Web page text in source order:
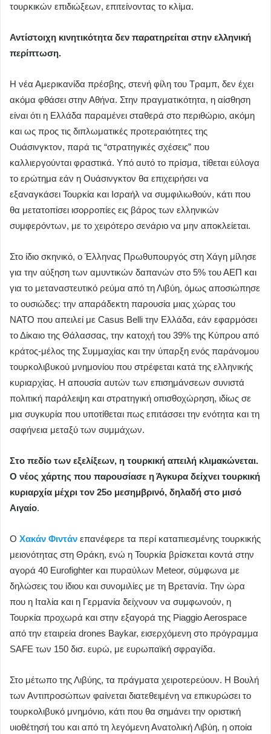
τουρκικών επιδιώξεων, επιτείνοντας το κλίμα.
Αντίστοιχη κινητικότητα δεν παρατηρείται στην ελληνική
περίπτωση.
Η νέα Αμερικανίδα πρέσβης, στενή φίλη του Τραμπ, δεν έχει
ακόμα φθάσει στην Αθήνα. Στην πραγματικότητα, η αίσθηση
είναι ότι η Ελλάδα παραμένει σταθερά στο περιθώριο, ακόμη
και ως προς τις διπλωματικές προτεραιότητες της
Ουάσινγκτον, παρά τις “στρατηγικές σχέσεις” που
καλλιεργούνται φραστικά. Υπό αυτό το πρίσμα, τίθεται εύλογα
το ερώτημα εάν η Ουάσινγκτον θα επιχειρήσει να
εξαναγκάσει Τουρκία και Ισραήλ να συμφιλιωθούν, κάτι που
θα μετατοπίσει ισορροπίες εις βάρος των ελληνικών
συμφερόντων, με το χειρότερο σενάριο να μην αποκλείεται.
Στο ίδιο σκηνικό, ο Έλληνας Πρωθυπουργός στη Χάγη μίλησε
για την αύξηση των αμυντικών δαπανών στο 5% του ΑΕΠ και
για το μεταναστευτικό ρεύμα από τη Λιβύη, όμως αποσιώπησε
το ουσιώδες: την απαράδεκτη παρουσία μιας χώρας του
ΝΑΤΟ που απειλεί με Casus Belli την Ελλάδα, εάν εφαρμόσει
το Δίκαιο της Θάλασσας, την κατοχή του 39% της Κύπρου από
κράτος-μέλος της Συμμαχίας και την ύπαρξη ενός παράνομου
τουρκολιβυκού μνημονίου που στρέφεται κατά της ελληνικής
κυριαρχίας. Η απουσία αυτών των επισημάνσεων συνιστά
πολιτική παράλειψη και στρατηγική οπισθοχώρηση, ιδίως σε
μια συγκυρία που υποτίθεται πως επιτάσσει την ενότητα και τη
σαφήνεια μεταξύ των συμμάχων.
Στο πεδίο των εξελίξεων, η τουρκική απειλή κλιμακώνεται.
Ο νέος χάρτης που παρουσίασε η Άγκυρα δείχνει τουρκική
κυριαρχία μέχρι τον 25ο μεσημβρινό, δηλαδή στο μισό
Αιγαίο.
Ο Χακάν Φιντάν επανέφερε τα περί καταπιεσμένης τουρκικής
μειονότητας στη Θράκη, ενώ η Τουρκία βρίσκεται κοντά στην
αγορά 40 Eurofighter και πυραύλων Meteor, σύμφωνα με
δηλώσεις του ίδιου και συνομιλίες με τη Βρετανία. Την ώρα
που η Ιταλία και η Γερμανία δείχνουν να συμφωνούν, η
Τουρκία προχωρά και στην εξαγορά της Piaggio Aerospace
από την εταιρεία drones Baykar, εισερχόμενη στο πρόγραμμα
SAFE των 150 δισ. ευρώ, με ευρωπαϊκή σφραγίδα.
Στο μέτωπο της Λιβύης, τα πράγματα χειροτερεύουν. Η Βουλή
των Αντιπροσώπων φαίνεται διατεθειμένη να επικυρώσει το
τουρκολιβυκό μνημόνιο, κάτι που θα σημάνει την οριστική
υιοθέτησή του και από τη λεγόμενη Ανατολική Λιβύη, η οποία